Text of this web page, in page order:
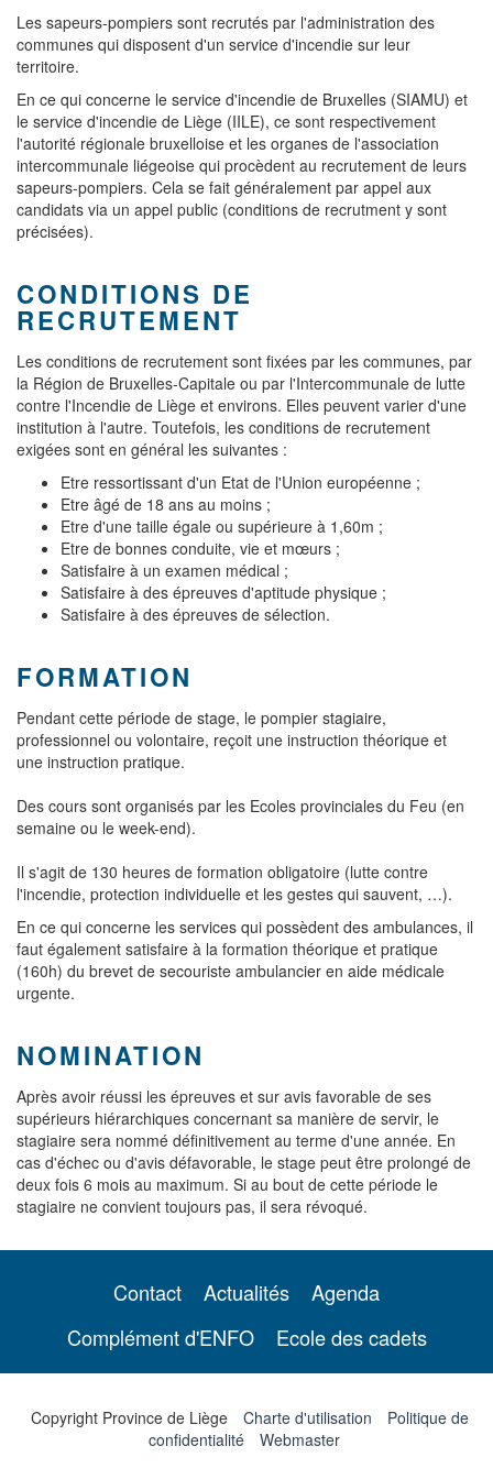
Les sapeurs-pompiers sont recrutés par l'administration des
communes qui disposent d'un service d'incendie sur leur
territoire.
En ce qui concerne le service d'incendie de Bruxelles (SIAMU) et
le service d'incendie de Liège (IILE), ce sont respectivement
l'autorité régionale bruxelloise et les organes de l'association
intercommunale liégeoise qui procèdent au recrutement de leurs
sapeurs-pompiers. Cela se fait généralement par appel aux
candidats via un appel public (conditions de recrutment y sont
précisées).
CONDITIONS DE
RECRUTEMENT
Les conditions de recrutement sont fixées par les communes, par
la Région de Bruxelles-Capitale ou par l'Intercommunale de lutte
contre l'Incendie de Liège et environs. Elles peuvent varier d'une
institution à l'autre. Toutefois, les conditions de recrutement
exigées sont en général les suivantes :
Etre ressortissant d'un Etat de l'Union européenne ;
Etre âgé de 18 ans au moins ;
Etre d'une taille égale ou supérieure à 1,60m ;
Etre de bonnes conduite, vie et mœurs ;
Satisfaire à un examen médical ;
Satisfaire à des épreuves d'aptitude physique ;
Satisfaire à des épreuves de sélection.
FORMATION
Pendant cette période de stage, le pompier stagiaire,
professionnel ou volontaire, reçoit une instruction théorique et
une instruction pratique.
Des cours sont organisés par les Ecoles provinciales du Feu (en
semaine ou le week-end).
Il s'agit de 130 heures de formation obligatoire (lutte contre
l'incendie, protection individuelle et les gestes qui sauvent, …).
En ce qui concerne les services qui possèdent des ambulances, il
faut également satisfaire à la formation théorique et pratique
(160h) du brevet de secouriste ambulancier en aide médicale
urgente.
NOMINATION
Après avoir réussi les épreuves et sur avis favorable de ses
supérieurs hiérarchiques concernant sa manière de servir, le
stagiaire sera nommé définitivement au terme d'une année. En
cas d'échec ou d'avis défavorable, le stage peut être prolongé de
deux fois 6 mois au maximum. Si au bout de cette période le
stagiaire ne convient toujours pas, il sera révoqué.
Contact Actualités
Agenda
Complément d'ENFO
Ecole des cadets
Copyright Province de Liège Charte d'utilisation
Politique de
confidentialité
Webmaster